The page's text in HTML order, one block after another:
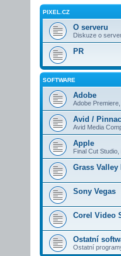
PIXEL.CZ
O serveru
Diskuze o
PR
SOFTWARE
Adobe
Adobe
Avid /
Avid Media
Apple
Final Cut Studio,
Grass Valley
Sony Vegas
Corel Video
Ostatní
Ostatní